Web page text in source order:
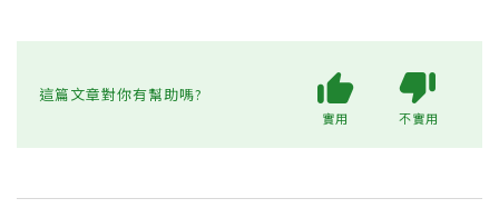
這篇文章對你有幫助嗎?
實用 不實用